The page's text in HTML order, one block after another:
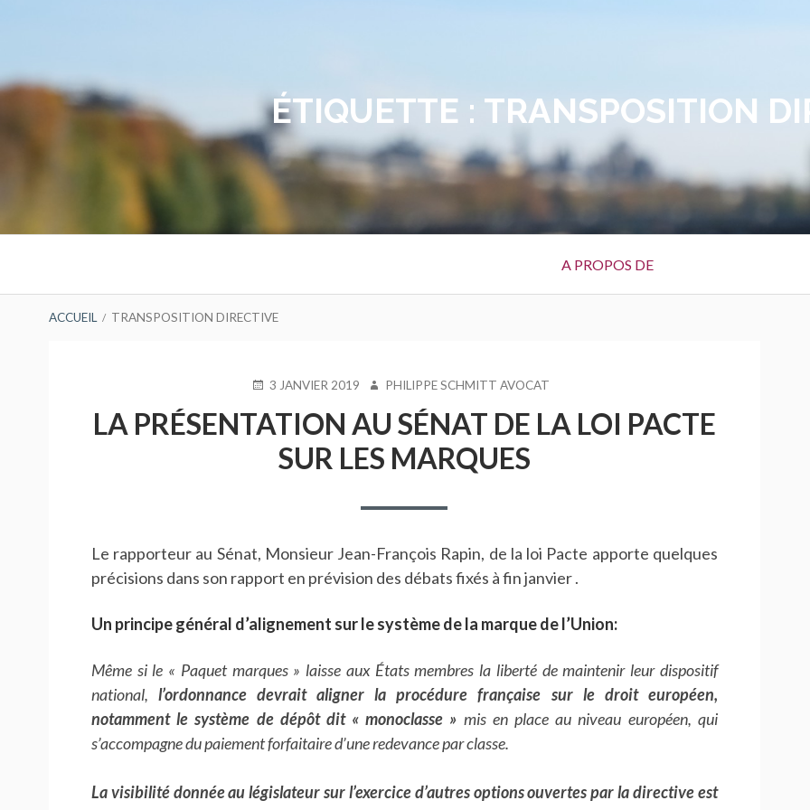
ÉTIQUETTE : TRANSPOSITION
principal
A PROPOS DE
FIL
ACCUEIL TRANSPOSITION DIRECTIVE
PUBLIÉ
3 JANVIER 2019 AUTEUR
PHILIPPE SCHMITT AVOCAT
LA PRÉSENTATION AU SÉNAT DE LA LOI PACTE
SUR LES MARQUES
Le rapporteur au Sénat, Monsieur Jean-François Rapin, de la loi Pacte apporte quelques
précisions dans son rapport en prévision des débats fixés à fin janvier .
Un principe général d’alignement sur le système de la marque de l’Union:
Même si le « Paquet marques » laisse aux États membres la liberté de maintenir leur dispositif
national,l’ordonnance devrait aligner la procédure française sur le droit européen,
notamment le système de dépôt dit « monoclasse » mis en place au niveau européen, qui
s’accompagne du paiement forfaitaire d’une redevance par classe.
La visibilité donnée au législateur sur l’exercice d’autres options ouvertes par la directive est